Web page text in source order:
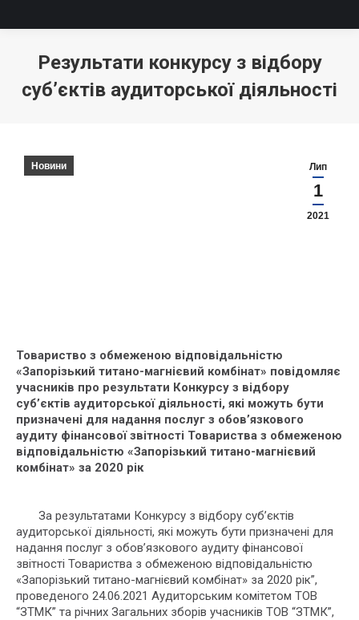
Результати конкурсу з відбору
суб’єктів аудиторської діяльності
Лип
1
2021
Новини
Товариство з обмеженою відповідальністю
«Запорізький титано-магнієвий комбінат» повідомляє
учасників про результати Конкурсу з відбору
суб’єктів аудиторської діяльності, які можуть бути
призначені для надання послуг з обов’язкового
аудиту фінансової звітності Товариства з обмеженою
відповідальністю «Запорізький титано-магнієвий
комбінат» за 2020 рік
За результатами Конкурсу з відбору суб’єктів
аудиторської діяльності, які можуть бути призначені для
надання послуг з обов’язкового аудиту фінансової
звітності Товариства з обмеженою відповідальністю
«Запорізький титано-магнієвий комбінат» за 2020 рік”,
проведеного 24.06.2021 Аудиторським комітетом ТОВ
“ЗТМК” та річних Загальних зборів учасників ТОВ “ЗТМК”,